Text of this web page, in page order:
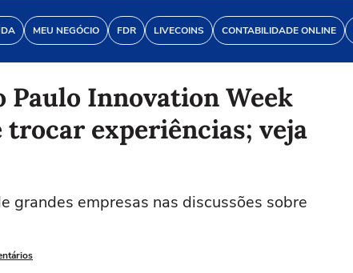
MEU NEGÓCIO FDR LIVECOINS CONTABILIDADE ONLINE
Paulo Innovation Week
experiências; veja
grandes empresas nas discussões sobre